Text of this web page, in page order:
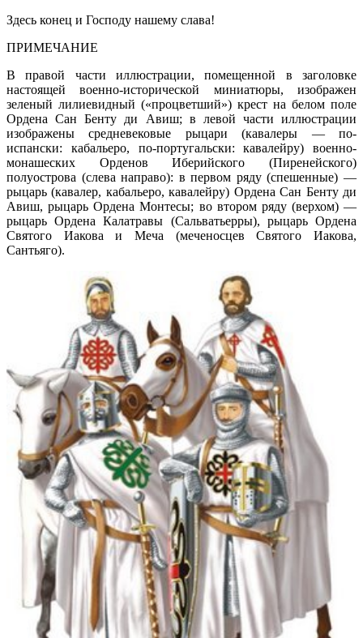
Здесь конец и Господу нашему слава!
ПРИМЕЧАНИЕ
В правой части иллюстрации, помещенной в заголовке
настоящей военно-исторической миниатюры, изображен
зеленый лилиевидный («процветший») крест на белом поле
Ордена Сан Бенту ди Авиш; в левой части иллюстрации
изображены средневековые рыцари (кавалеры — по-
испански: кабальеро, по-португальски: кавалейру) военно-
монашеских Орденов Иберийского (Пиренейского)
полуострова (слева направо): в первом ряду (спешенные) —
рыцарь (кавалер, кабальеро, кавалейру) Ордена Сан Бенту ди
Авиш, рыцарь Ордена Монтесы; во втором ряду (верхом) —
рыцарь Ордена Калатравы (Cальватьерры), рыцарь Ордена
Святого Иакова и Меча (меченосцев Святого Иакова,
Сантьяго).